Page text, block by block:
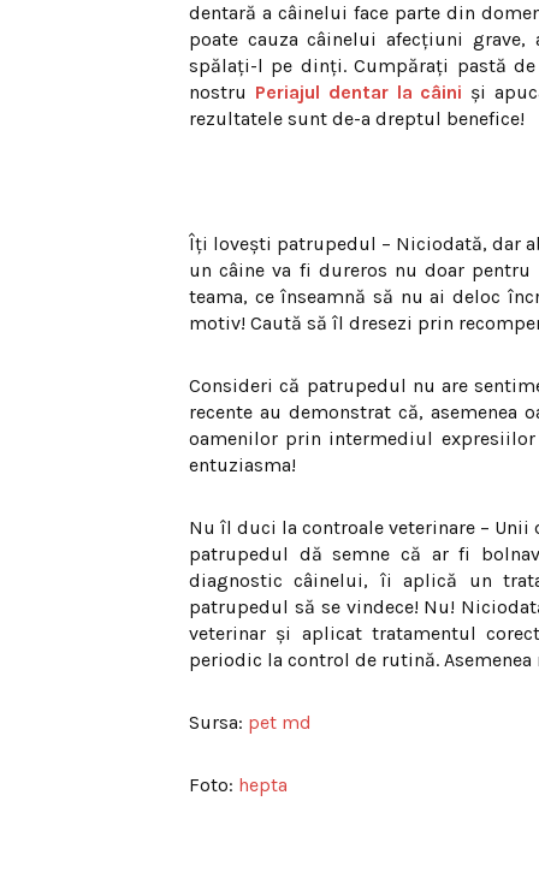
dentară a câinelui face parte din
poate cauza câinelui afecţiuni
spălaţi-l pe dinţi. Cumpăraţi pastă
nostru Periajul dentar la câini şi
rezultatele sunt de-a dreptul benefice!
Îţi loveşti patrupedul – Niciodată, dar
un câine va fi dureros nu doar
teama, ce înseamnă să nu ai deloc
motiv! Caută să îl dresezi prin
Consideri că patrupedul nu are
recente au demonstrat că,
oamenilor prin intermediul
entuziasma!
Nu îl duci la controale veterinare –
patrupedul dă semne că ar fi
diagnostic câinelui, îi aplică un
patrupedul să se vindece! Nu!
veterinar şi aplicat tratamentul
periodic la control de rutină.
Sursa: pet md
Foto: hepta